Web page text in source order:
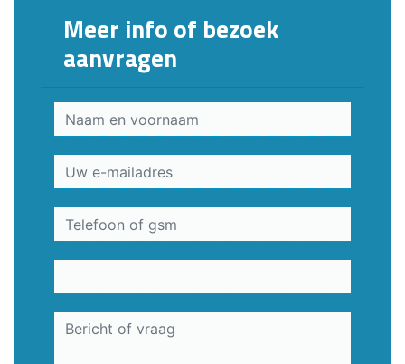
Meer info of bezoek
aanvragen